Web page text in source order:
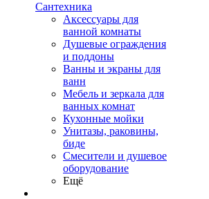
Сантехника
Аксессуары для
ванной комнаты
Душевые ограждения
и поддоны
Ванны и экраны для
ванн
Мебель и зеркала для
ванных комнат
Кухонные мойки
Унитазы, раковины,
биде
Смесители и душевое
оборудование
Ещё